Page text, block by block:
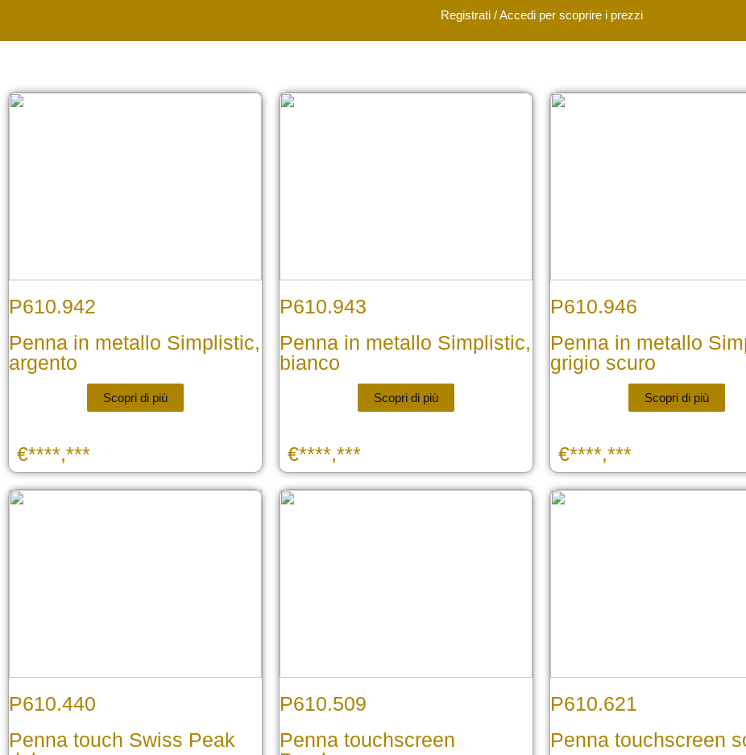
Registrati / Accedi per scoprire i prezzi​
P610.942
Penna in metallo Simplistic,
argento
Scopri di più
€****,***
P610.943
Penna in metallo Simplistic,
bianco
Scopri di più
€****,***
P610.946
Penna in metallo
grigio scuro
Scopri di più
€****,***
P610.440
Penna touch Swiss Peak
P610.509
Penna touchscreen
P610.621
Penna touchscreen